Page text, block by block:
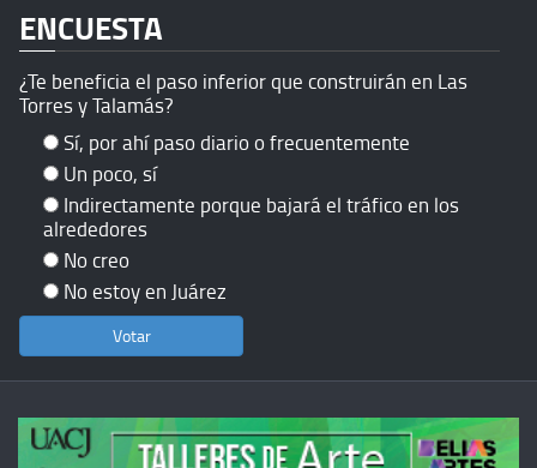
ENCUESTA
¿Te beneficia el paso inferior que construirán en Las
Torres y Talamás?
Sí, por ahí paso diario o frecuentemente
Un poco, sí
Indirectamente porque bajará el tráfico en los
alrededores
No creo
No estoy en Juárez